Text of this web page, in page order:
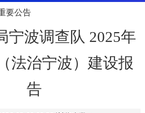
要公告
宁波调查队 2025年
法治宁波）建设报
告